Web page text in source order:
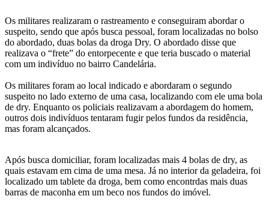
Os militares realizaram o rastreamento e conseguiram abordar o
suspeito, sendo que após busca pessoal, foram localizadas no bolso
do abordado, duas bolas da droga Dry. O abordado disse que
realizava o “frete” do entorpecente e que teria buscado o material
com um indivíduo no bairro Candelária.
Os militares foram ao local indicado e abordaram o segundo
suspeito no lado externo de uma casa, localizando com ele uma bola
de dry. Enquanto os policiais realizavam a abordagem do homem,
outros dois indivíduos tentaram fugir pelos fundos da residência,
mas foram alcançados.
Após busca domiciliar, foram localizadas mais 4 bolas de dry, as
quais estavam em cima de uma mesa. Já no interior da geladeira, foi
localizado um tablete da droga, bem como encontrdas mais duas
barras de maconha em um beco nos fundos do imóvel.